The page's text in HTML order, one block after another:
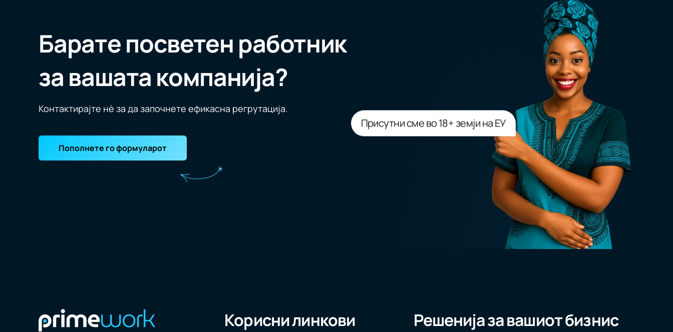
Барате посветен работник
за вашата компанија?
Контактирајте нè за да започнете ефикасна регрутација.
Пополнете го формуларот
Присутни сме во 18+ земји на ЕУ
Корисни линкови Решенија за вашиот бизнис